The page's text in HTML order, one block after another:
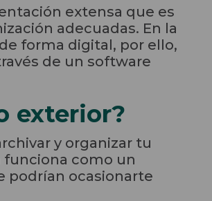
extensa que es
adecuadas. En la
forma digital, por ello,
de un software
exterior?
y organizar tu
como un
podrían ocasionarte